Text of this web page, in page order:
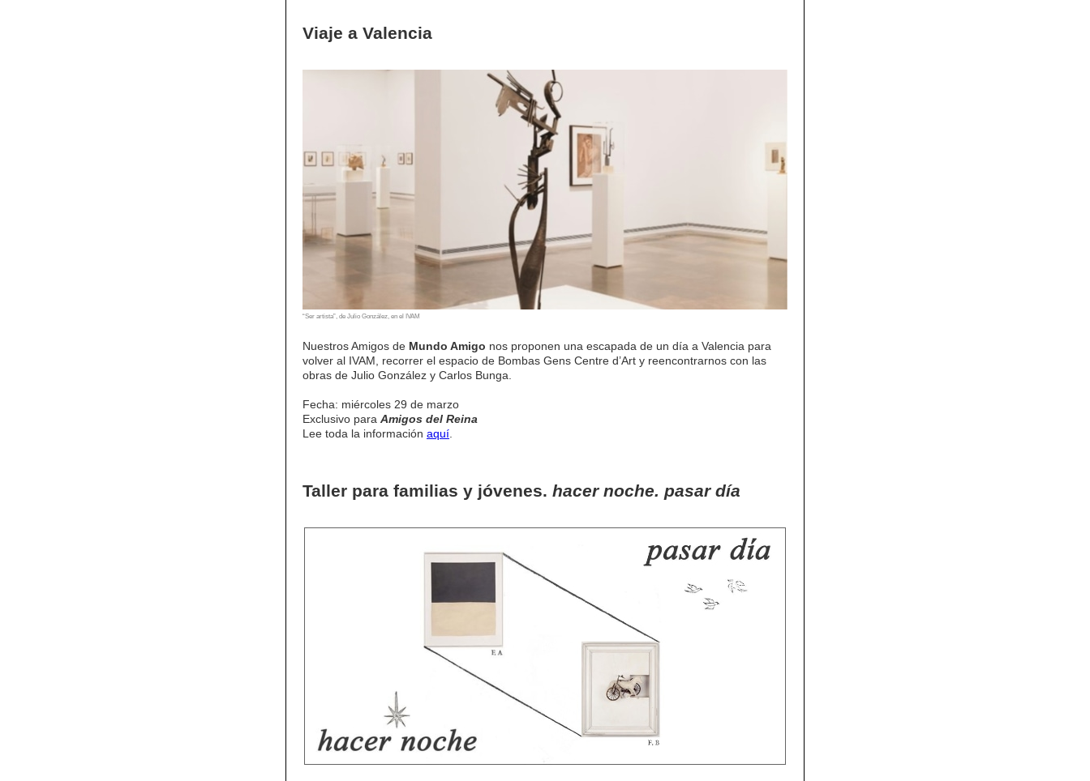
Viaje a Valencia
“Ser artista”, de Julio González, en el IVAM
Nuestros Amigos de Mundo Amigo nos proponen una escapada de un día a Valencia para
volver al IVAM, recorrer el espacio de Bombas Gens Centre d’Art y reencontrarnos con las
obras de Julio González y Carlos Bunga.
Fecha: miércoles 29 de marzo
Exclusivo para Amigos del Reina
Lee toda la información aquí
Taller para familias y jóvenes. hacer noche. pasar día